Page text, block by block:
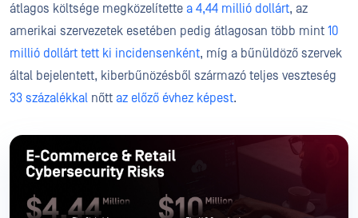
átlagos költsége megközelítette a 4,44 millió dollárt, az
amerikai szervezetek esetében pedig átlagosan több mint 10
millió dollárt tett ki incidensenként, míg a bűnüldöző szervek
által bejelentett, kiberbűnözésből származó teljes veszteség
33 százalékkal nőtt az előző évhez képest.